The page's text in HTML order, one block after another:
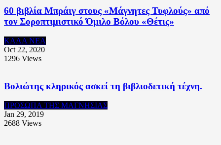
60 βιβλία Μπράιγ στους «Μάγνητες Τυφλούς» από
τον Σοροπτιμιστικό Όμιλο Βόλου «Θέτις»
ΚΑΛΑ ΝΕΑ
Oct 22, 2020
1296 Views
Βολιώτης κληρικός ασκεί τη βιβλιοδετική τέχνη.
ΠΡΟΣΩΠΑ ΤΗΣ ΜΑΓΝΗΣΙΑΣ
Jan 29, 2019
2688 Views